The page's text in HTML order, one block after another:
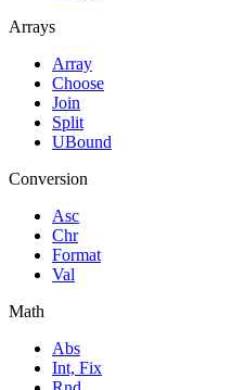
Arrays
Array
Choose
Join
Split
UBound
Conversion
Asc
Chr
Format
Val
Math
Abs
Int, Fix